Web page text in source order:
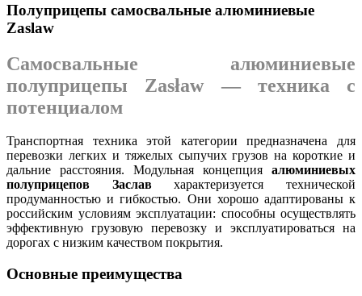
Полуприцепы самосвальные алюминиевые
Zaslaw
Самосвальные алюминиевые
полуприцепы Zasław — техника с
потенциалом
Транспортная техника этой категории предназначена для
перевозки легких и тяжелых сыпучих грузов на короткие и
дальние расстояния. Модульная концепция алюминиевых
полуприцепов Заславхарактеризуется технической
продуманностью и гибкостью. Они хорошо адаптированы к
российским условиям эксплуатации: способны осуществлять
эффективную грузовую перевозку и эксплуатироваться на
дорогах с низким качеством покрытия.
Основные преимущества